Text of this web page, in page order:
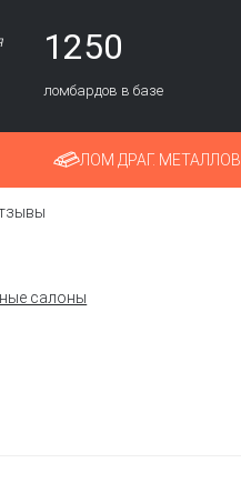
1250
ломбардов в базе
ЛОМ ДРАГ. МЕТАЛЛОВ
салоны